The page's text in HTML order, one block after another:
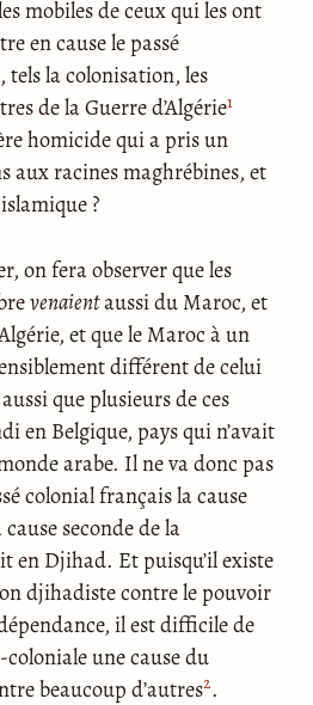
mobiles de ceux qui les ont
en cause le passé
la colonisation, les
de la Guerre d’Algérie1
homicide qui a pris un
aux racines maghrébines, et
?
on fera observer que les
venaientaussi du Maroc, et
et que le Maroc à un
différent de celui
que plusieurs de ces
en Belgique, pays qui n’avait
arabe. Il ne va donc pas
colonial français la cause
seconde de la
en Djihad. Et puisqu’il existe
djihadiste contre le pouvoir
il est difficile de
une cause du
beaucoup d’autres2.